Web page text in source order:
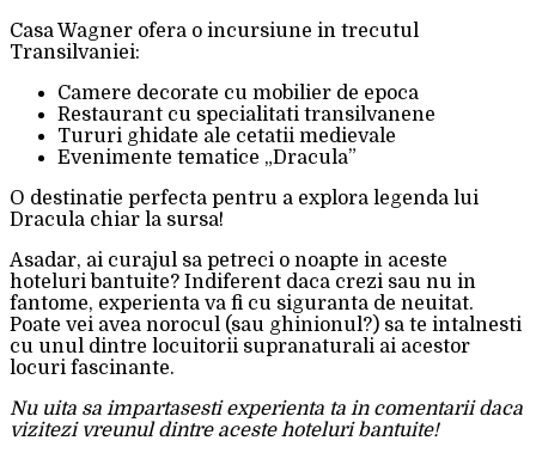
Casa Wagner ofera o incursiune in trecutul
Transilvaniei:
Camere decorate cu mobilier de epoca
Restaurant cu specialitati transilvanene
Tururi ghidate ale cetatii medievale
Evenimente tematice „Dracula”
O destinatie perfecta pentru a explora legenda lui
Dracula chiar la sursa!
Asadar, ai curajul sa petreci o noapte in aceste
hoteluri bantuite? Indiferent daca crezi sau nu in
fantome, experienta va fi cu siguranta de neuitat.
Poate vei avea norocul (sau ghinionul?) sa te intalnesti
cu unul dintre locuitorii supranaturali ai acestor
locuri fascinante.
Nu uita sa impartasesti experienta ta in comentarii daca
vizitezi vreunul dintre aceste hoteluri bantuite!